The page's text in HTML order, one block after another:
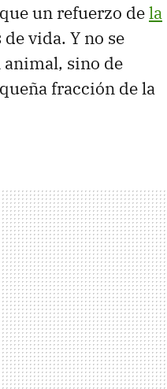
un refuerzo dela
vida. Y no se
sino de
fracción de la